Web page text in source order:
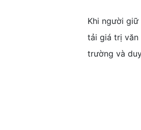
Khi người
tải giá trị văn
trường và